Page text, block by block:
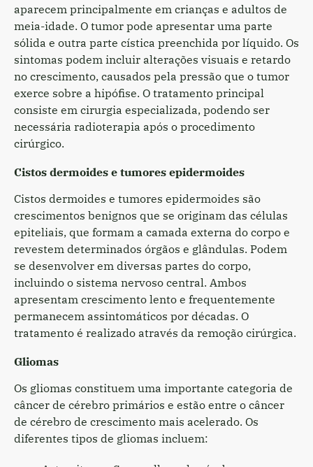
aparecem principalmente em crianças e adultos de
meia-idade. O tumor pode apresentar uma parte
sólida e outra parte cística preenchida por líquido. Os
sintomas podem incluir alterações visuais e retardo
no crescimento, causados pela pressão que o tumor
exerce sobre a hipófise. O tratamento principal
consiste em cirurgia especializada, podendo ser
necessária radioterapia após o procedimento
cirúrgico.
Cistos dermoides e tumores epidermoides
Cistos dermoides e tumores epidermoides são
crescimentos benignos que se originam das células
epiteliais, que formam a camada externa do corpo e
revestem determinados órgãos e glândulas. Podem
se desenvolver em diversas partes do corpo,
incluindo o sistema nervoso central. Ambos
apresentam crescimento lento e frequentemente
permanecem assintomáticos por décadas. O
tratamento é realizado através da remoção cirúrgica.
Gliomas
Os gliomas constituem uma importante categoria de
câncer de cérebro primários e estão entre o câncer
de cérebro de crescimento mais acelerado. Os
diferentes tipos de gliomas incluem: